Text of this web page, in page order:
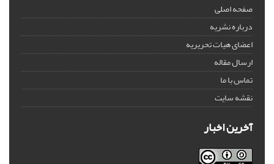
صفحه اصلی
درباره نشریه
اعضای هیات تحریریه
ارسال مقاله
تماس با ما
نقشه سایت
آخرین اخبار